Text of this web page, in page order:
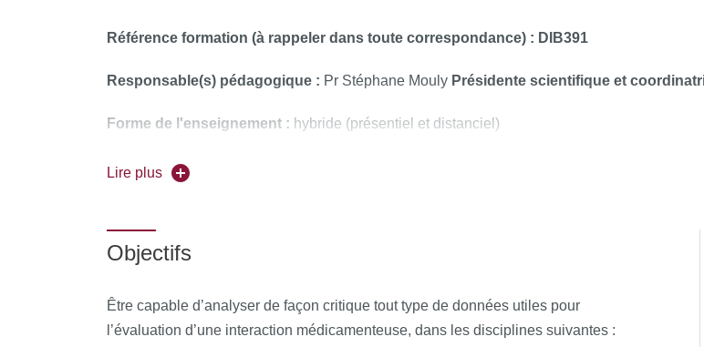
Référence formation (à rappeler dans toute correspondance) : DIB391
Responsable(s) pédagogique : Pr Stéphane Mouly Présidente scientifique et
Forme de l'enseignement : hybride (présentiel et distanciel)
La formation est proposée en format hybride tous les mardis, et la présence sur site est
Pour vous inscrire, déposez votre candidature sur C@nditOnLine
Lire plus
Objectifs
Être capable d’analyser de façon critique tout type de données utiles pour
l’évaluation d’une interaction médicamenteuse, dans les disciplines suivantes :